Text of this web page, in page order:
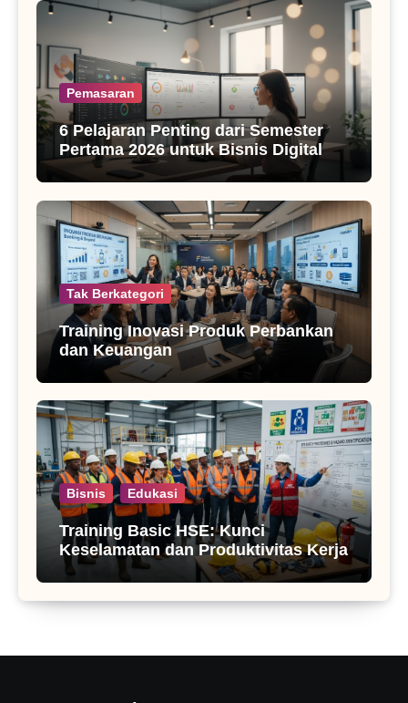
Pemasaran
6 Pelajaran Penting dari Semester
Pertama 2026 untuk Bisnis Digital
Tak Berkategori
Training Inovasi Produk Perbankan
dan Keuangan
Bisnis Edukasi
Training Basic HSE: Kunci
Keselamatan dan Produktivitas Kerja